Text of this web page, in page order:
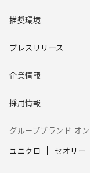
推奨環境
プレスリリース
企業情報
採用情報
グループブランド オ
ユニクロ セオリー